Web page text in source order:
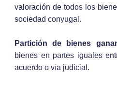
valoración de todos los
sociedad conyugal.
Partición de bienes
bienes en partes iguales
acuerdo o vía judicial.